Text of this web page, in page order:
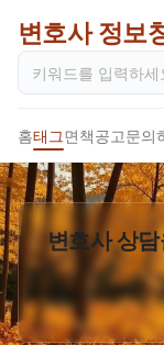
변호사 정보
홈태그면책공고문의
변호사 상